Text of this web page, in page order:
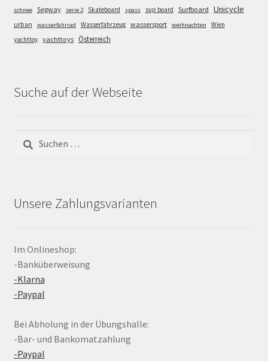
schnee Segway serie 2 Skateboard spass sup board Surfboard Unicycle
urban wasserfahrrad Wasserfahrzeug wassersport weihnachten
Wien
yachttoy yachttoys Österreich
Suche auf der Webseite
Suchen
nach:
Unsere Zahlungsvarianten
Im Onlineshop:
-Banküberweisung
-Klarna
-Paypal
Bei Abholung in der Übungshalle:
-Bar- und Bankomatzahlung
-Paypal